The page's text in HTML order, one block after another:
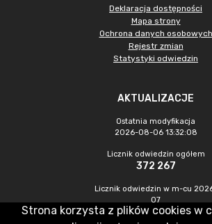
Deklaracja dostępności
Mapa strony
Ochrona danych osobowych
Rejestr zmian
Statystyki odwiedzin
AKTUALIZACJE
Ostatnia modyfikacja
2026-08-06 13:32:08
Licznik odwiedzin ogółem
372 267
Licznik odwiedzin w m-cu
07
971
Strona korzysta z plików cookies w